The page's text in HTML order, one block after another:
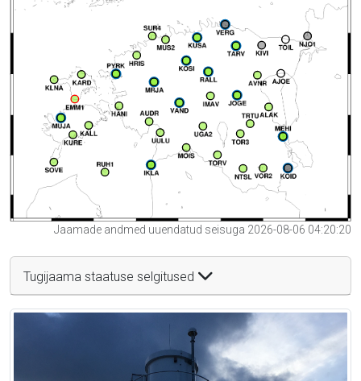
Jaamade andmed uuendatud seisuga 2026-08-06 04:20:20
Tugijaama staatuse selgitused